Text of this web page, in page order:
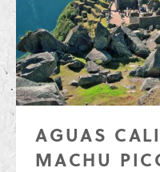
AGUAS
MACHU